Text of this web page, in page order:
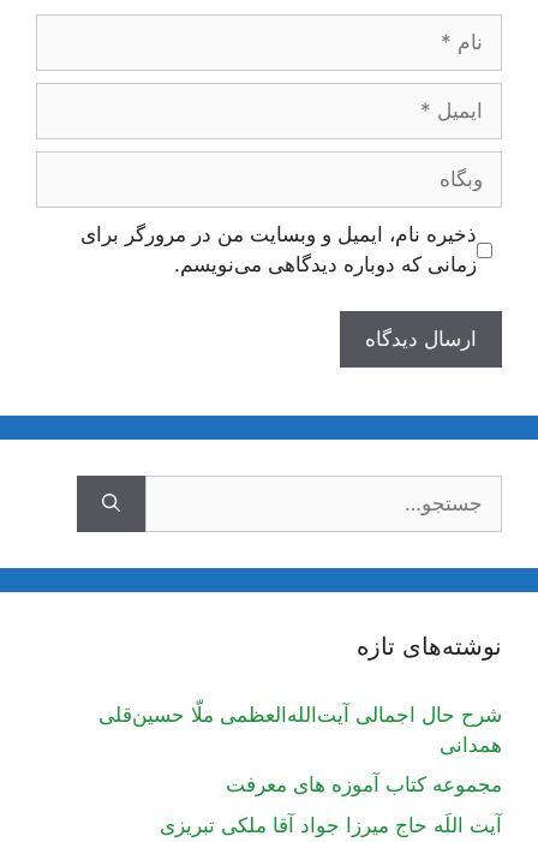
ایمیل
وبگاه
ذخیره نام، ایمیل و وبسایت من در مرورگر برای
زمانی که دوباره دیدگاهی می‌نویسم.
نوشته‌های تازه
شرح حال اجمالی آیت‌الله‌العظمی ملّا حسین‌قلی
همدانی
مجموعه کتاب آموزه های معرفت
آیت اللَه حاج میرزا جواد آقا ملکی تبریزی